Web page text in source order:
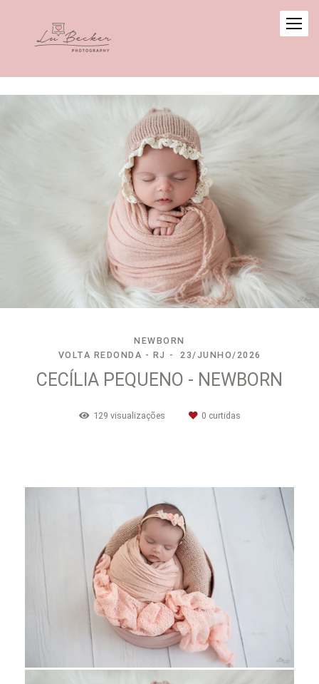
NEWBORN
VOLTA REDONDA - RJ
23/JUNHO/2026
CECÍLIA PEQUENO - NEWBORN
129 visualizações 0 curtidas